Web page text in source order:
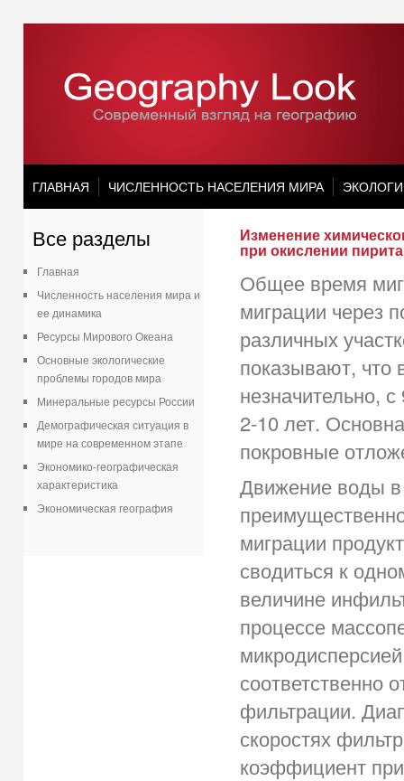
ГЛАВНАЯ ЧИСЛЕННОСТЬ НАСЕЛЕНИЯ МИРА
Все разделы
Главная
Численность населения мира и
ее динамика
Ресурсы Мирового Океана
Основные экологические
проблемы городов мира
Минеральные ресурсы России
Демографическая ситуация в
мире на современном этапе
Экономико-географическая
характеристика
Экономическая география
Изменение
при окислении
Общее время
миграции через
различных
показывают, что
незначительно,
2-10 лет.
покровные
Движение воды
миграции
сводиться к
величине
процессе
соответственно
фильтрации.
скоростях
коэффициент